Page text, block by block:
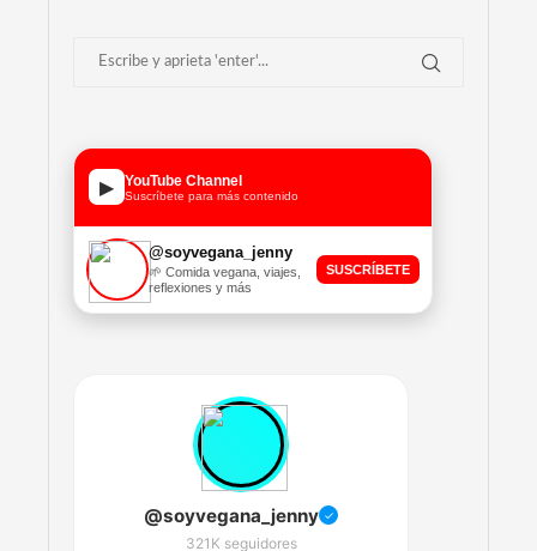
▶ YouTube Channel
Suscríbete para más contenido
@soyvegana_jenny
🌱 Comida vegana, viajes,
reflexiones y más
SUSCRÍBETE
@soyvegana_jenny ✓
321K seguidores